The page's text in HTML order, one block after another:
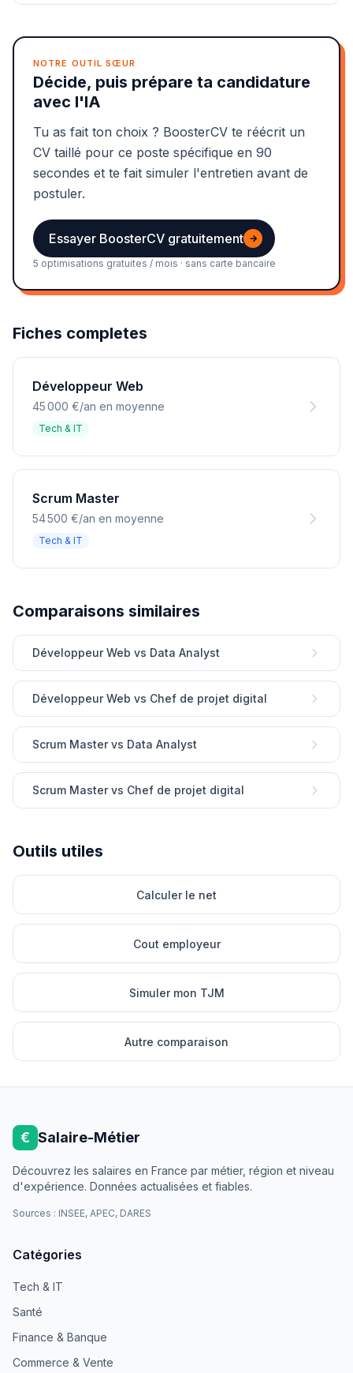
NOTRE OUTIL SŒUR
Décide, puis prépare ta candidature
avec l'IA
Tu as fait ton choix ? BoosterCV te réécrit un
CV taillé pour ce poste spécifique en 90
secondes et te fait simuler l'entretien avant de
postuler.
Essayer BoosterCV gratuitement →
5 optimisations gratuites / mois · sans carte bancaire
Fiches completes
Développeur Web
45 000 €/an en moyenne
Tech & IT
Scrum Master
54 500 €/an en moyenne
Tech & IT
Comparaisons similaires
Développeur Web vs Data Analyst
Développeur Web vs Chef de projet digital
Scrum Master vs Data Analyst
Scrum Master vs Chef de projet digital
Outils utiles
Calculer le net
Cout employeur
Simuler mon TJM
Autre comparaison
€ Salaire-Métier
Découvrez les salaires en France par métier, région et niveau
d'expérience. Données actualisées et fiables.
Sources : INSEE, APEC, DARES
Catégories
Tech & IT
Santé
Finance & Banque
Commerce & Vente